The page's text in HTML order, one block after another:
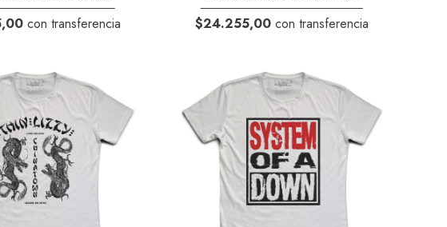
con transferencia $24.255,00con transferencia